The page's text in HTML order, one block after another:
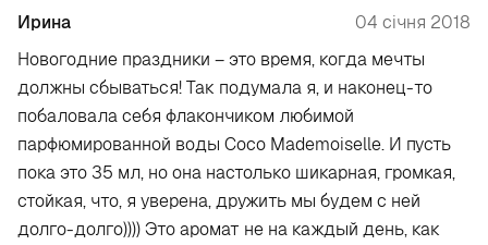
Ирина
04 січня 2018
Новогодние праздники – это время, когда мечты
должны сбываться! Так подумала я, и наконец-то
побаловала себя флакончиком любимой
парфюмированной воды Coco Mademoiselle. И пусть
пока это 35 мл, но она настолько шикарная, громкая,
стойкая, что, я уверена, дружить мы будем с ней
долго-долго)))) Это аромат не на каждый день, как